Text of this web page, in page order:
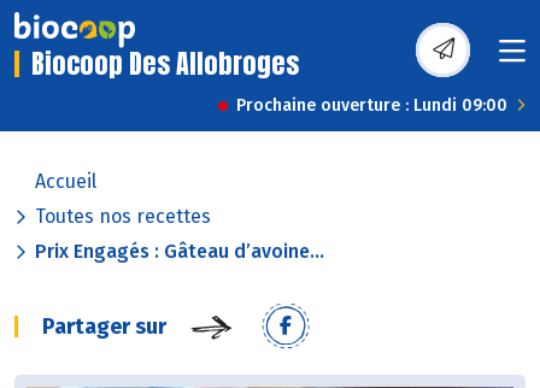
Biocoop Des Allobroges
Prochaine ouverture : Lundi 09:00
Accueil
Toutes nos recettes
Prix Engagés : Gâteau d’avoine...
Partager sur